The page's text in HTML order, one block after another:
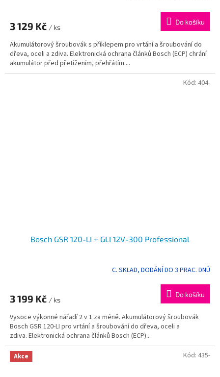
3 129 Kč / ks
Do košíku
Akumulátorový šroubovák s příklepem pro vrtání a šroubování do
dřeva, oceli a zdiva. Elektronická ochrana článků Bosch (ECP) chrání
akumulátor před přetížením, přehřátím....
Bosch GSR 120-LI + GLI 12V-300 Professional
C. SKLAD, DODÁNÍ DO 3 PRAC. DNŮ
3 199 Kč / ks
Do košíku
Vysoce výkonné nářadí 2 v 1 za méně. Akumulátorový šroubovák
Bosch GSR 120-LI pro vrtání a šroubování do dřeva, oceli a
zdiva. Elektronická ochrana článků Bosch (ECP)...
Kód: 404-
Akce Kód: 435-